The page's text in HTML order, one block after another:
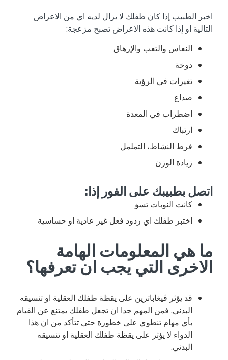
اخبر الطبيب إذا كان طفلك لا يزال لديه اي من الاعراض
التالية او إذا كانت هذه الاعراض تصبح مزعجة:
النعاس والتعب والإرهاق
دوخة
تغيرات في الرؤية
صداع
اضطراب في المعدة
ارتباك
فرط النشاط، التململ
زيادة الوزن
اتصل بطبيبك على الفور إذا:
كانت النوبات تسؤ
اختبر طفلك اي ردود فعل غير عادية او حساسية
ما هي المعلومات الهامة
الاخرى التي يجب ان تعرفها؟
قد يؤثر ڤيغاباترين على يقظة طفلك العقلية او تنسيقه
البدني. فمن المهم جدا ان تجعل طفلك يمتنع عن القيام
بأي مهام تنطوي على خطورة حتى تتأكد من ان هذا
الدواء لا يؤثر على يقظة طفلك العقلية او تنسيقه
البدني.